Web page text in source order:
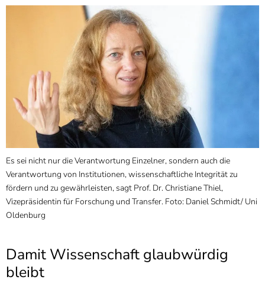
9]
Zur
Brotkrumennavigation
springen[Access-Key
7]
Informationen zur
Barrierefreiheit
Es sei nicht nur die Verantwortung Einzelner, sondern auch die
Verantwortung von Institutionen, wissenschaftliche Integrität zu
fördern und zu gewährleisten, sagt Prof. Dr. Christiane Thiel,
Vizepräsidentin für Forschung und Transfer. Foto: Daniel Schmidt/ Uni
Oldenburg
Damit Wissenschaft glaubwürdig
bleibt